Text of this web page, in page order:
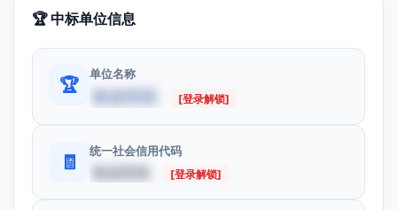
🏆 中标单位信息
🏆
单位名称
数据受限 [登录解锁]
🧾
统一社会信用代码
数据受限 [登录解锁]